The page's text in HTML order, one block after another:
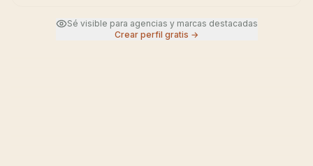
Sé visible para agencias y marcas destacadas
Crear perfil gratis →